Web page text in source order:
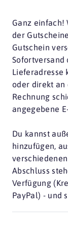
Ganz einfach!
der
Gutschein
Sofortversand
Lieferadresse
oder direkt an
Rechnung
angegebene
Du kannst
hinzufügen,
Abschluss
Verfügung
PayPal) - und